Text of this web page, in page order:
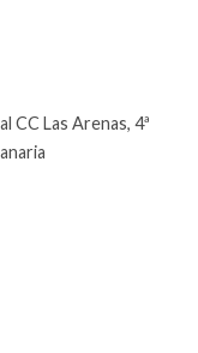
CC Las Arenas, 4ª